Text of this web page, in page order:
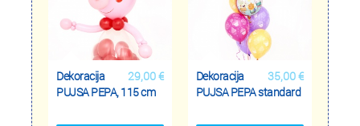
29,00 €
Dekoracija
PUJSA PEPA, 115 cm
35,00 €
Dekoracija
PUJSA PEPA standard